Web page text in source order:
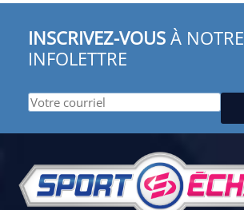
INSCRIVEZ-VOUS À NOTRE
INFOLETTRE